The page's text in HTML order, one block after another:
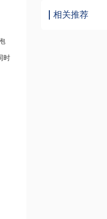
时
相关推荐